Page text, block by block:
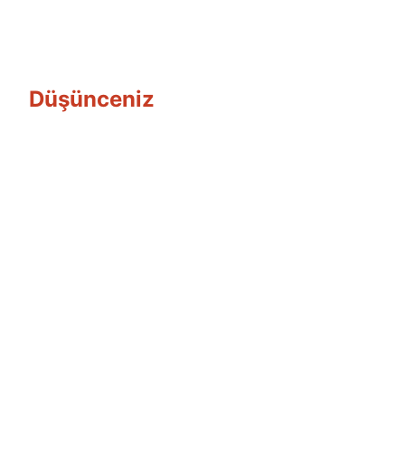
Düşünceniz